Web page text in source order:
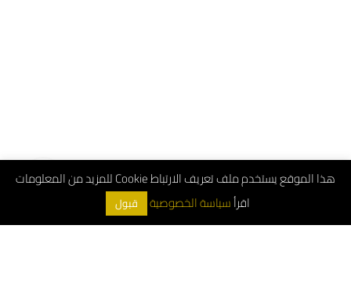
هذا الموقع يستخدم ملف تعريف الارتباط Cookie للمزيد من المعلومات
اقرأسياسة الخصوصية قبول